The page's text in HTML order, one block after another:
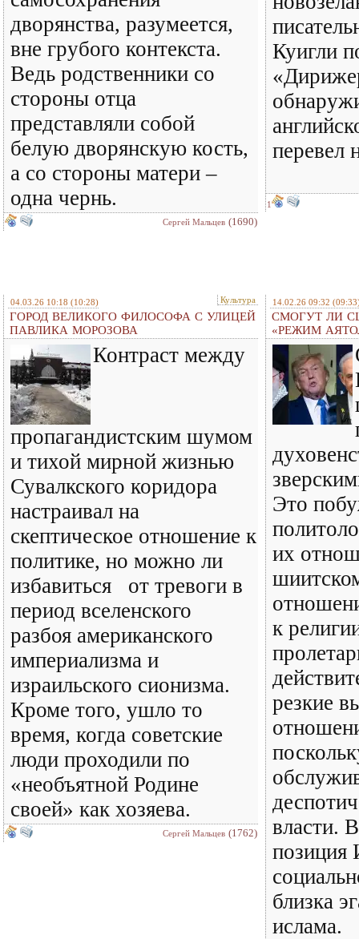
дворянства, разумеется,
вне грубого контекста.
Ведь родственники со
стороны отца
представляли собой
белую дворянскую кость,
а со стороны матери –
одна чернь.
Сергей Мальцев (1690)
Куигли
перевел
1
04.03.26 10:18 (10:28) Культура
ГОРОД ВЕЛИКОГО ФИЛОСОФА С УЛИЦЕЙ
ПАВЛИКА МОРОЗОВА
Контраст между
пропагандистским шумом
и тихой мирной жизнью
Сувалкского коридора
настраивал на
скептическое отношение к
политике, но можно ли
избавиться от тревоги в
период вселенского
разбоя американского
империализма и
израильского сионизма.
Кроме того, ушло то
время, когда советские
люди проходили по
«необъятной Родине
своей» как хозяева.
Сергей Мальцев (1762)
14.02.26 09:32
СМОГУТ ЛИ
«РЕЖИМ
Это
их
к
резкие
власти.
позиция
близка
ислама.